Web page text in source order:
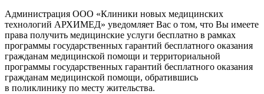
Администрация ООО «Клиники новых медицинских
технологий АРХИМЕД» уведомляет Вас о том, что Вы имеете
права получить медицинские услуги бесплатно в рамках
программы государственных гарантий бесплатного оказания
гражданам медицинской помощи и территориальной
программы государственных гарантий бесплатного оказания
гражданам медицинской помощи, обратившись
в поликлинику по месту жительства.